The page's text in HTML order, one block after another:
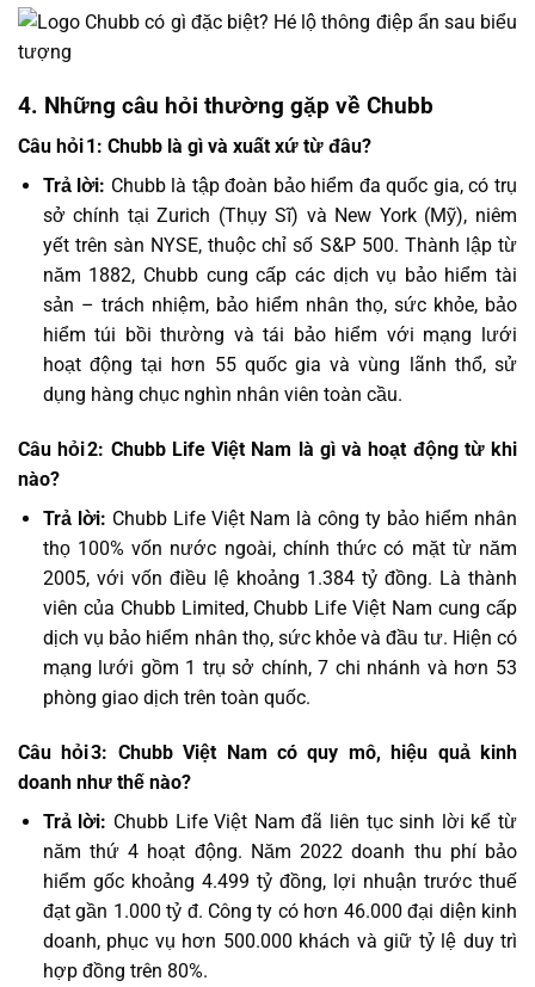
4. Những câu hỏi thường gặp về Chubb
Câu hỏi 1: Chubb là gì và xuất xứ từ đâu?
Trả lời: Chubb là tập đoàn bảo hiểm đa quốc gia, có trụ
sở chính tại Zurich (Thụy Sĩ) và New York (Mỹ), niêm
yết trên sàn NYSE, thuộc chỉ số S&P 500. Thành lập từ
năm 1882, Chubb cung cấp các dịch vụ bảo hiểm tài
sản – trách nhiệm, bảo hiểm nhân thọ, sức khỏe, bảo
hiểm túi bồi thường và tái bảo hiểm với mạng lưới
hoạt động tại hơn 55 quốc gia và vùng lãnh thổ, sử
dụng hàng chục nghìn nhân viên toàn cầu.
Câu hỏi 2: Chubb Life Việt Nam là gì và hoạt động từ khi
nào?
Trả lời: Chubb Life Việt Nam là công ty bảo hiểm nhân
thọ 100% vốn nước ngoài, chính thức có mặt từ năm
2005, với vốn điều lệ khoảng 1.384 tỷ đồng. Là thành
viên của Chubb Limited, Chubb Life Việt Nam cung cấp
dịch vụ bảo hiểm nhân thọ, sức khỏe và đầu tư. Hiện có
mạng lưới gồm 1 trụ sở chính, 7 chi nhánh và hơn 53
phòng giao dịch trên toàn quốc.
Câu hỏi 3: Chubb Việt Nam có quy mô, hiệu quả kinh
doanh như thế nào?
Trả lời: Chubb Life Việt Nam đã liên tục sinh lời kể từ
năm thứ 4 hoạt động. Năm 2022 doanh thu phí bảo
hiểm gốc khoảng 4.499 tỷ đồng, lợi nhuận trước thuế
đạt gần 1.000 tỷ đ. Công ty có hơn 46.000 đại diện kinh
doanh, phục vụ hơn 500.000 khách và giữ tỷ lệ duy trì
hợp đồng trên 80%.